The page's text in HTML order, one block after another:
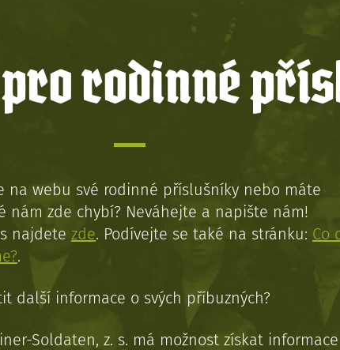
rodinné
na webu své rodinné příslušníky nebo máte
nám zde chybí? Neváhejte a napište nám!
najdete zde. Podívejte se také na stránku: Co
.
další informace o svých příbuzných?
Soldaten, z. s. má možnost získat informace